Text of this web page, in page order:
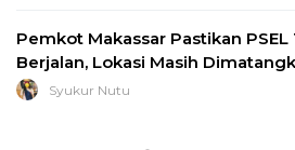
Pemkot Makassar Pastikan PSEL
Berjalan, Lokasi Masih
Syukur Nutu